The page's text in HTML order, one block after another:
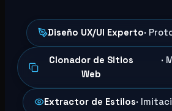
Diseño UX/UI Experto·
Clonador de Sitios
Web
·
Extractor de Estilos·